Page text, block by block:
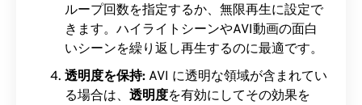
ループ回数を指定するか、無限再生に設定で
きます。ハイライトシーンやAVI動画の面白
いシーンを繰り返し再生するのに最適です。
透明度を保持: AVI に透明な領域が含まれてい
る場合は、 透明度を有効にしてその効果を